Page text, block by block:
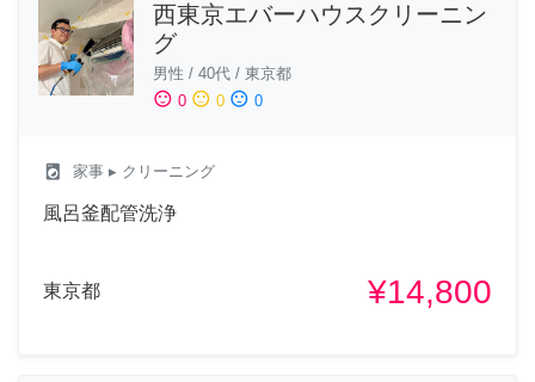
西東京エバーハウスクリーニン
グ
男性 / 40代 / 東京都
sentiment_satisfied 0 sentiment_neutral 0 sentiment_dissatisfied 0
local_laundry_service 家事 ▸ クリーニング
風呂釜配管洗浄
東京都 ¥14,800